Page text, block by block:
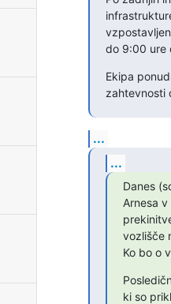
do 9:00 ure
Ekipa
zahtevnosti
...
...
Danes
Arnesa
vozlišče
Ko bo o
ki so